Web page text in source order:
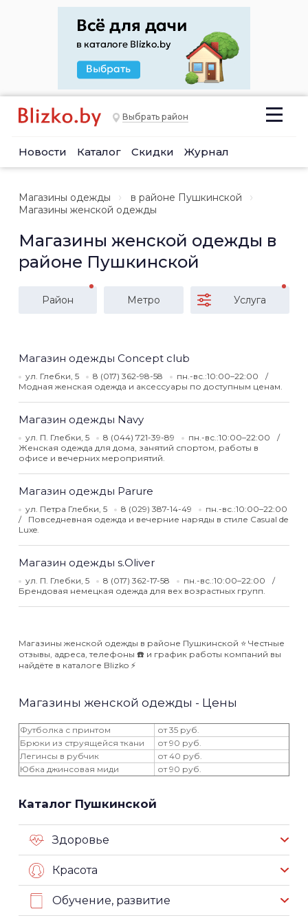
Выбрать район
Новости Каталог Скидки Журнал
Магазины одежды
в районе Пушкинской
Магазины женской одежды
Магазины женской одежды в
районе Пушкинской
Район Метро Услуга
Магазин одежды Concept club
ул. Глебки, 5 8 (017) 362-98-58
пн.-вс.:10:00–22:00
Модная женская одежда и аксессуары по доступным ценам.
Магазин одежды Navy
ул. П. Глебки, 5 8 (044) 721-39-89
пн.-вс.:10:00–22:00
Женская одежда для дома, занятий спортом, работы в
офисе и вечерних мероприятий.
Магазин одежды Parure
ул. Петра Глебки, 5 8 (029) 387-14-49
пн.-вс.:10:00–22:00
Повседневная одежда и вечерние наряды в стиле Casual de
Luxe.
Магазин одежды s.Oliver
ул. П. Глебки, 5 8 (017) 362-17-58
пн.-вс.:10:00–22:00
Брендовая немецкая одежда для вех возрастных групп.
Магазины женской одежды в районе Пушкинской ⭐️ Честные
отзывы, адреса, телефоны ☎️ и график работы компаний вы
найдёте в каталоге Blizko ⚡️
Магазины женской одежды - Цены
Футболка с принтом
от 35 руб.
Брюки из струящейся ткани
от 90 руб.
Легинсы в рубчик
от 40 руб.
Юбка джинсовая миди
от 90 руб.
Каталог Пушкинской
Здоровье
Красота
Обучение, развитие